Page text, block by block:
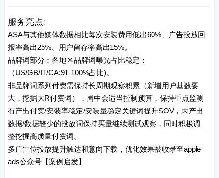
服务亮点:
ASA与其他媒体数据相比每次安装费用低出60%、广告投放回
报率高出25%、用户留存率高出15%。
品牌词部分：各地区品牌词曝光占比稳定：
（US/GB/IT/CA:91-100%占比)。
非品牌词系列付费需保持长周期观察积累（新增用户基数要
大，挖掘大R付费词），周中会适当控制预算，保持重点监测
有产出付费/安装率稳定/安装量稳定关键词提升SOV，未产出
数据/数据较少的投放词保持买量继续测试观察，同时积极调
整挖掘高质量付费词。
多广告位投放提升触达和意向下载，优化效果被收录至apple
ads公众号【案例启发】